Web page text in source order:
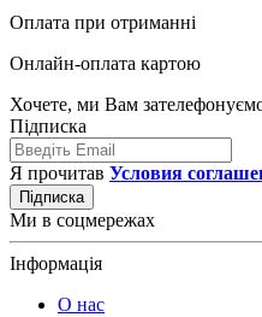
Оплата при отриманні
Онлайн-оплата картою
Хочете, ми Вам
Підписка
Я прочитав Условия
Підписка
Ми в соцмережах
Інформація
О нас